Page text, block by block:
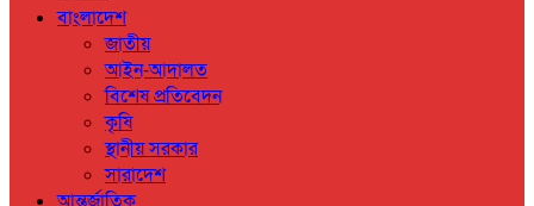
বাংলাদেশ
জাতীয়
আইন-আদালত
বিশেষ প্রতিবেদন
কৃষি
স্থানীয় সরকার
সারাদেশ